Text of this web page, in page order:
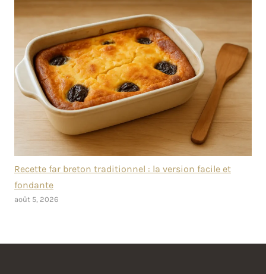
Recette far breton traditionnel : la version facile et
fondante
août 5, 2026